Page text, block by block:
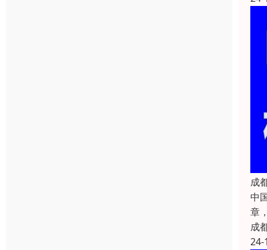
成
中
章
成
24-